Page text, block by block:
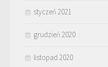
styczeń 2021
grudzień 2020
listopad 2020